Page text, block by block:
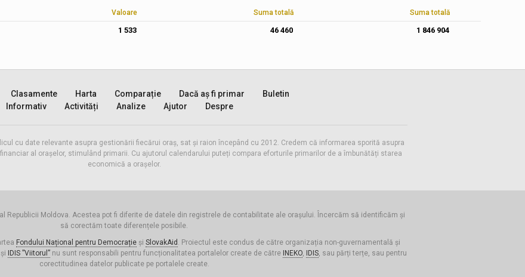
Valoare Suma totală Suma totală
1 533 46 460 1 846 904
Clasamente Harta Comparație Dacă aș fi primar
Buletin
Informativ
Activități Analize Ajutor Despre
cu date relevante asupra gestionării fiecărui oraș, sat și raion începând cu 2012. Credem că informarea sporită asupra
al orașelor, stimulând primarii. Cu ajutorul calendarului puteți compara eforturile primarilor de a îmbunătăți starea
economică a orașelor.
Republicii Moldova. Acestea pot fi diferite de datele din registrele de contabilitate ale orașului. Încercăm să identificăm și
să corectăm toate diferențele posibile.
Fondului Național pentru Democrațieși SlovakAid . Proiectul este condus de către organizația non-guvernamentală și
IDIS ”Viitorul”nu sunt responsabili pentru funcționalitatea portalelor create de către INEKO, IDIS, sau părți terțe, sau pentru
corectitudinea datelor publicate pe portalele create.